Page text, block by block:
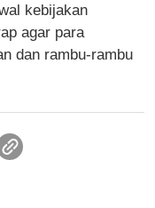
kebijakan
agar para
dan rambu-rambu